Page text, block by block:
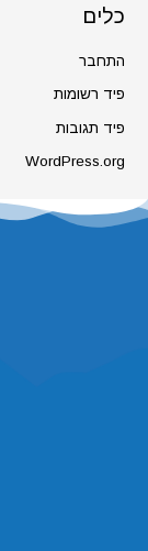
כלים
התחבר
פיד רשומות
פיד תגובות
WordPress.org